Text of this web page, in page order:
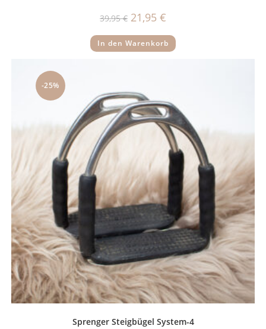
39,95€ Ursprünglicher
Preis
39,95 €
21,95 €
21,95 €.
In den Warenkorb
-25%
Sprenger Steigbügel System-4